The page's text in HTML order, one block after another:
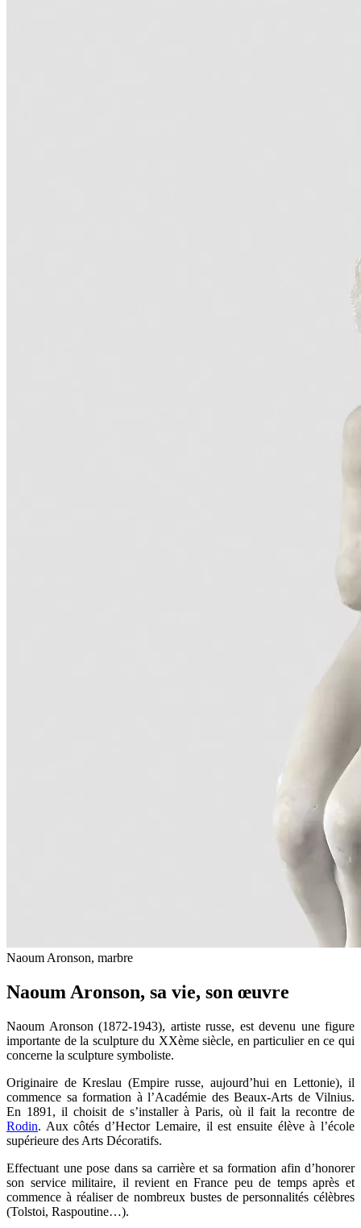
Naoum Aronson, marbre
Naoum Aronson, sa vie, son œuvre
Naoum Aronson (1872-1943), artiste russe, est devenu une figure
importante de la sculpture du XXème siècle, en particulier en ce qui
concerne la sculpture symboliste.
Originaire de Kreslau (Empire russe, aujourd’hui en Lettonie), il
commence sa formation à l’Académie des Beaux-Arts de Vilnius.
En 1891, il choisit de s’installer à Paris, où il fait la recontre de
Rodin. Aux côtés d’Hector Lemaire, il est ensuite élève à l’école
supérieure des Arts Décoratifs.
Effectuant une pose dans sa carrière et sa formation afin d’honorer
son service militaire, il revient en France peu de temps après et
commence à réaliser de nombreux bustes de personnalités célèbres
(Tolstoi, Raspoutine…).